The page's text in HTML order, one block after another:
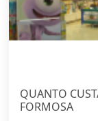
QUANTO
FORMOSA